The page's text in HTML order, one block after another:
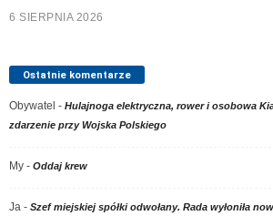
6 SIERPNIA 2026
Ostatnie komentarze
Obywatel - Hulajnoga elektryczna, rower i osobowa
zdarzenie przy Wojska Polskiego
My - Oddaj krew
Ja - Szef miejskiej spółki odwołany. Rada wyłoniła